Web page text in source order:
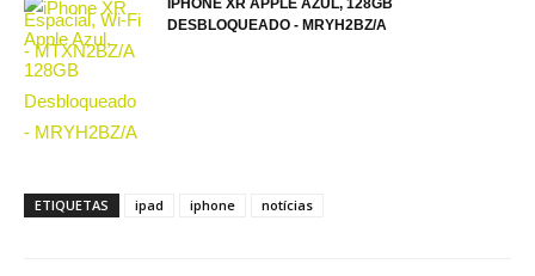
IPHONE XR APPLE AZUL, 128GB
DESBLOQUEADO - MRYH2BZ/A
ETIQUETAS ipad iphone notícias